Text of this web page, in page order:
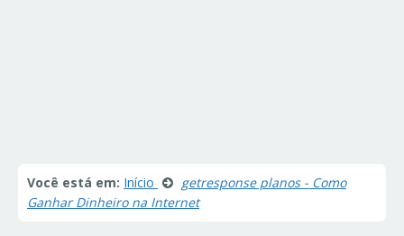
Você está em: Início
getresponse planos - Como
Ganhar Dinheiro na Internet